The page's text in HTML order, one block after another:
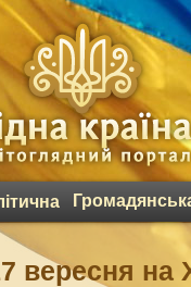
вересня на